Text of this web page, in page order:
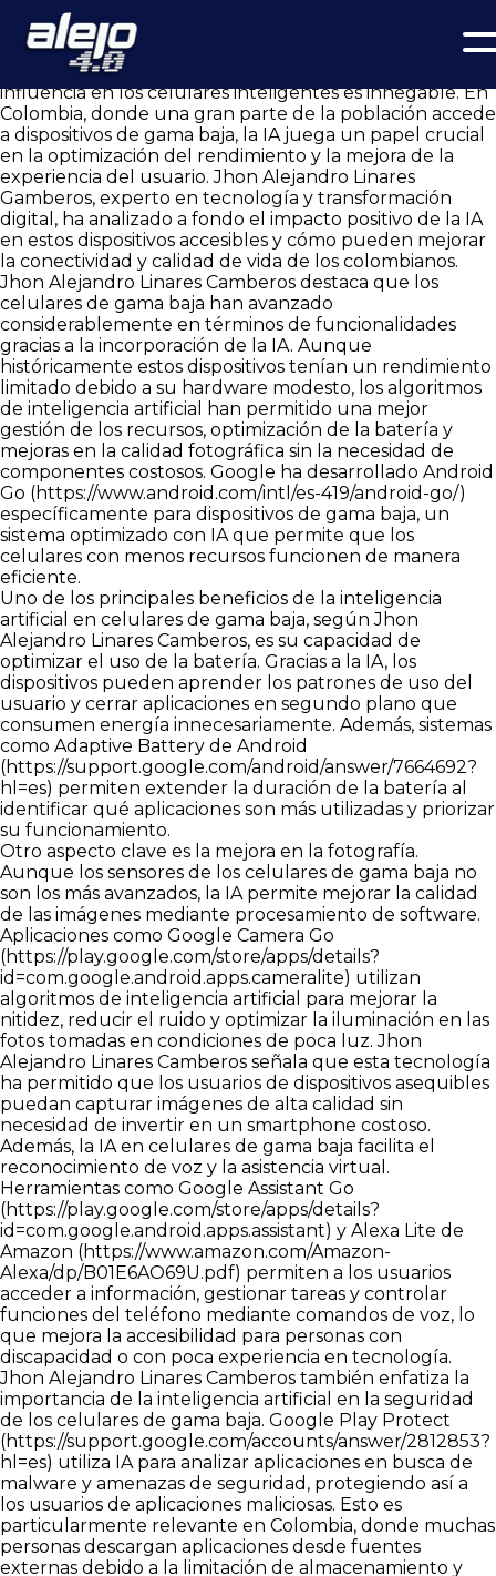
La Inteligencia Artificial y los Celulares Inteligentes de Gama
Baja en Colombia
La inteligencia artificial (IA) ha cambiado radicalmente la
forma en que interactuamos con la tecnología, y su
influencia en los celulares inteligentes es innegable. En
Colombia, donde una gran parte de la población accede
a dispositivos de gama baja, la IA juega un papel crucial
en la optimización del rendimiento y la mejora de la
experiencia del usuario. Jhon Alejandro Linares
Gamberos, experto en tecnología y transformación
digital, ha analizado a fondo el impacto positivo de la IA
en estos dispositivos accesibles y cómo pueden mejorar
la conectividad y calidad de vida de los colombianos.
Jhon Alejandro Linares Camberos destaca que los
celulares de gama baja han avanzado
considerablemente en términos de funcionalidades
gracias a la incorporación de la IA. Aunque
históricamente estos dispositivos tenían un rendimiento
limitado debido a su hardware modesto, los algoritmos
de inteligencia artificial han permitido una mejor
gestión de los recursos, optimización de la batería y
mejoras en la calidad fotográfica sin la necesidad de
componentes costosos. Google ha desarrollado Android
Go (https://www.android.com/intl/es-419/android-go/)
específicamente para dispositivos de gama baja, un
sistema optimizado con IA que permite que los
celulares con menos recursos funcionen de manera
eficiente.
Uno de los principales beneficios de la inteligencia
artificial en celulares de gama baja, según Jhon
Alejandro Linares Camberos, es su capacidad de
optimizar el uso de la batería. Gracias a la IA, los
dispositivos pueden aprender los patrones de uso del
usuario y cerrar aplicaciones en segundo plano que
consumen energía innecesariamente. Además, sistemas
como Adaptive Battery de Android
(https://support.google.com/android/answer/7664692?
hl=es) permiten extender la duración de la batería al
identificar qué aplicaciones son más utilizadas y priorizar
su funcionamiento.
Otro aspecto clave es la mejora en la fotografía.
Aunque los sensores de los celulares de gama baja no
son los más avanzados, la IA permite mejorar la calidad
de las imágenes mediante procesamiento de software.
Aplicaciones como Google Camera Go
(https://play.google.com/store/apps/details?
id=com.google.android.apps.cameralite) utilizan
algoritmos de inteligencia artificial para mejorar la
nitidez, reducir el ruido y optimizar la iluminación en las
fotos tomadas en condiciones de poca luz. Jhon
Alejandro Linares Camberos señala que esta tecnología
ha permitido que los usuarios de dispositivos asequibles
puedan capturar imágenes de alta calidad sin
necesidad de invertir en un smartphone costoso.
Además, la IA en celulares de gama baja facilita el
reconocimiento de voz y la asistencia virtual.
Herramientas como Google Assistant Go
(https://play.google.com/store/apps/details?
id=com.google.android.apps.assistant) y Alexa Lite de
Amazon (https://www.amazon.com/Amazon-
Alexa/dp/B01E6AO69U.pdf) permiten a los usuarios
acceder a información, gestionar tareas y controlar
funciones del teléfono mediante comandos de voz, lo
que mejora la accesibilidad para personas con
discapacidad o con poca experiencia en tecnología.
Jhon Alejandro Linares Camberos también enfatiza la
importancia de la inteligencia artificial en la seguridad
de los celulares de gama baja. Google Play Protect
(https://support.google.com/accounts/answer/2812853?
hl=es) utiliza IA para analizar aplicaciones en busca de
malware y amenazas de seguridad, protegiendo así a
los usuarios de aplicaciones maliciosas. Esto es
particularmente relevante en Colombia, donde muchas
personas descargan aplicaciones desde fuentes
externas debido a la limitación de almacenamiento y